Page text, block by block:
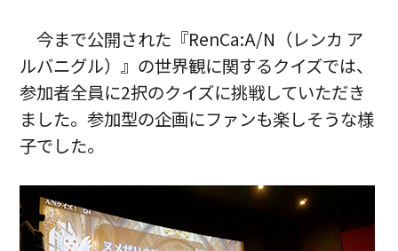
今まで公開された『RenCa:A/N（レンカ ア
ルバニグル）』の世界観に関するクイズでは、
参加者全員に2択のクイズに挑戦していただき
ました。参加型の企画にファンも楽しそうな様
子でした。